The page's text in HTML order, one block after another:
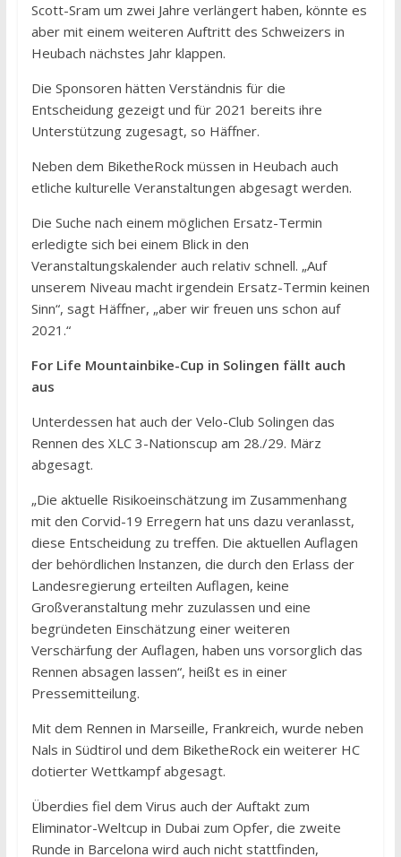
Scott-Sram um zwei Jahre verlängert haben, könnte es
aber mit einem weiteren Auftritt des Schweizers in
Heubach nächstes Jahr klappen.
Die Sponsoren hätten Verständnis für die
Entscheidung gezeigt und für 2021 bereits ihre
Unterstützung zugesagt, so Häffner.
Neben dem BiketheRock müssen in Heubach auch
etliche kulturelle Veranstaltungen abgesagt werden.
Die Suche nach einem möglichen Ersatz-Termin
erledigte sich bei einem Blick in den
Veranstaltungskalender auch relativ schnell. „Auf
unserem Niveau macht irgendein Ersatz-Termin keinen
Sinn“, sagt Häffner, „aber wir freuen uns schon auf
2021.“
For Life Mountainbike-Cup in Solingen fällt auch
aus
Unterdessen hat auch der Velo-Club Solingen das
Rennen des XLC 3-Nationscup am 28./29. März
abgesagt.
„Die aktuelle Risikoeinschätzung im Zusammenhang
mit den Corvid-19 Erregern hat uns dazu veranlasst,
diese Entscheidung zu treffen. Die aktuellen Auflagen
der behördlichen lnstanzen, die durch den Erlass der
Landesregierung erteilten Auflagen, keine
Großveranstaltung mehr zuzulassen und eine
begründeten Einschätzung einer weiteren
Verschärfung der Auflagen, haben uns vorsorglich das
Rennen absagen lassen“, heißt es in einer
Pressemitteilung.
Mit dem Rennen in Marseille, Frankreich, wurde neben
Nals in Südtirol und dem BiketheRock ein weiterer HC
dotierter Wettkampf abgesagt.
Überdies fiel dem Virus auch der Auftakt zum
Eliminator-Weltcup in Dubai zum Opfer, die zweite
Runde in Barcelona wird auch nicht stattfinden,